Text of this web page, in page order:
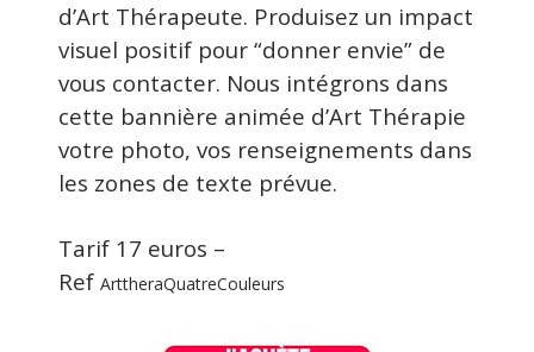
d’Art Thérapeute. Produisez un impact
visuel positif pour “donner envie” de
vous contacter. Nous intégrons dans
cette bannière animée d’Art Thérapie
votre photo, vos renseignements dans
les zones de texte prévue.
Tarif 17 euros –
RefArttheraQuatreCouleurs